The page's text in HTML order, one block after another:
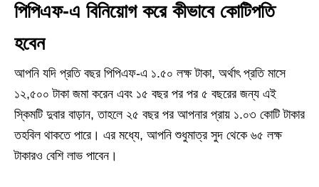
পিপিএফ-এ বিনিয়োগ করে কীভাবে কোটিপতি
হবেন
আপনি যদি প্রতি বছর পিপিএফ-এ ১.৫০ লক্ষ টাকা, অর্থাৎ প্রতি মাসে
১২,৫০০ টাকা জমা করেন এবং ১৫ বছর পর পর ৫ বছরের জন্য এই
স্কিমটি দুবার বাড়ান, তাহলে ২৫ বছর পর আপনার প্রায় ১.০৩ কোটি টাকার
তহবিল থাকতে পারে। এর মধ্যে, আপনি শুধুমাত্র সুদ থেকে ৬৫ লক্ষ
টাকারও বেশি লাভ পাবেন।